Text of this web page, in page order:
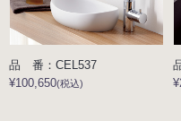
品 番：CEL537
¥100,650(税込)